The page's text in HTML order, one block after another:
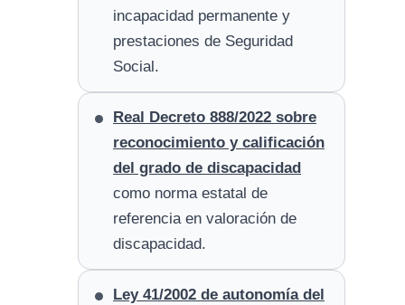
incapacidad permanente y
prestaciones de Seguridad
Social.
Real Decreto 888/2022 sobre
reconocimiento y calificación
del grado de discapacidad
como norma estatal de
referencia en valoración de
discapacidad.
Ley 41/2002 de autonomía del